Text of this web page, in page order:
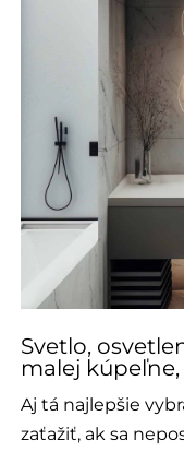
Svetlo,
malej
Aj tá najlepšie
zaťažiť, ak sa